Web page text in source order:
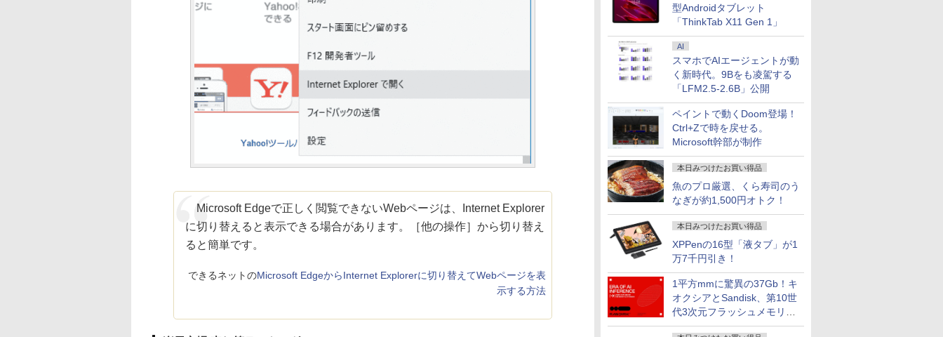
型Androidタブレット
「ThinkTab X11 Gen 1」
AI
スマホでAIエージェントが動
く新時代。9Bをも凌駕する
「LFM2.5-2.6B」公開
ペイントで動くDoom登場！
Ctrl+Zで時を戻せる。
Microsoft幹部が制作
本日みつけたお買い得品
魚のプロ厳選、くら寿司のう
なぎが約1,500円オトク！
本日みつけたお買い得品
XPPenの16型「液タブ」が1
万7千円引き！
1平方mmに驚異の37Gb！キ
オクシアとSandisk、第10世
代3次元フラッシュメモリを
開発
Microsoft Edgeで正しく閲覧できないWebページは、Internet Explorer
に切り替えると表示できる場合があります。［他の操作］から切り替え
ると簡単です。
できるネットのMicrosoft EdgeからInternet Explorerに切り替えてWebページを表
示する方法